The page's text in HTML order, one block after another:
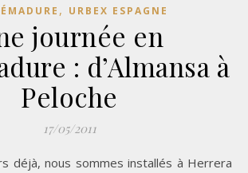
, URBEX ESPAGNE
journée en
: d’Almansa à
Peloche
17/05/2011